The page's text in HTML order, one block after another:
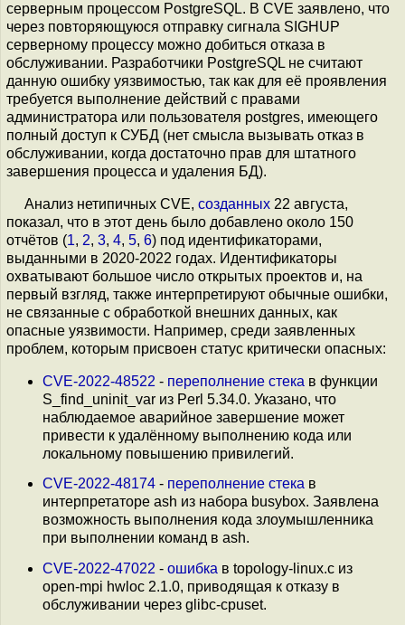
серверным процессом PostgreSQL. В CVE заявлено, что
через повторяющуюся отправку сигнала SIGHUP
серверному процессу можно добиться отказа в
обслуживании. Разработчики PostgreSQL не считают
данную ошибку уязвимостью, так как для её проявления
требуется выполнение действий с правами
администратора или пользователя postgres, имеющего
полный доступ к СУБД (нет смысла вызывать отказ в
обслуживании, когда достаточно прав для штатного
завершения процесса и удаления БД).
Анализ нетипичных CVE, созданных 22 августа,
показал, что в этот день было добавлено около 150
отчётов (1, 2, 3, 4, 5, 6) под идентификаторами,
выданными в 2020-2022 годах. Идентификаторы
охватывают большое число открытых проектов и, на
первый взгляд, также интерпретируют обычные ошибки,
не связанные с обработкой внешних данных, как
опасные уязвимости. Например, среди заявленных
проблем, которым присвоен статус критически опасных:
CVE-2022-48522 - переполнение стека в функции
S_find_uninit_var из Perl 5.34.0. Указано, что
наблюдаемое аварийное завершение может
привести к удалённому выполнению кода или
локальному повышению привилегий.
CVE-2022-48174 - переполнение стека в
интерпретаторе ash из набора busybox. Заявлена
возможность выполнения кода злоумышленника
при выполнении команд в ash.
CVE-2022-47022 - ошибка в topology-linux.c из
open-mpi hwloc 2.1.0, приводящая к отказу в
обслуживании через glibc-cpuset.